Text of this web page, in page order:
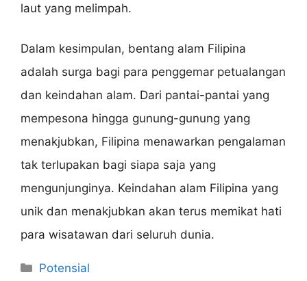
laut yang melimpah.
Dalam kesimpulan, bentang alam Filipina
adalah surga bagi para penggemar petualangan
dan keindahan alam. Dari pantai-pantai yang
mempesona hingga gunung-gunung yang
menakjubkan, Filipina menawarkan pengalaman
tak terlupakan bagi siapa saja yang
mengunjunginya. Keindahan alam Filipina yang
unik dan menakjubkan akan terus memikat hati
para wisatawan dari seluruh dunia.
Categories
Potensial